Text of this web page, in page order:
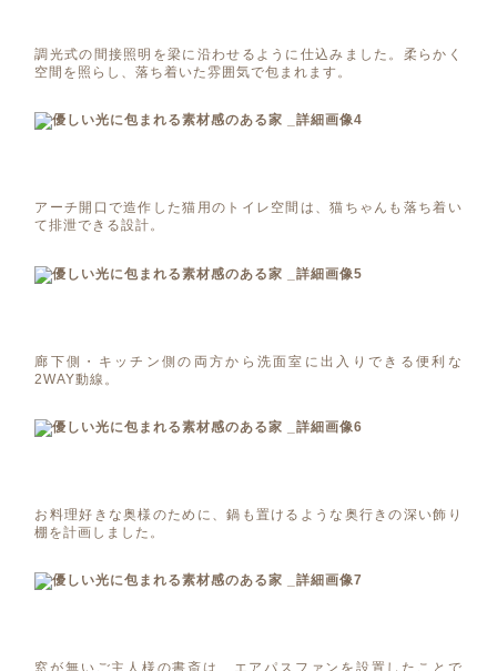
調光式の間接照明を梁に沿わせるように仕込みました。柔らかく
空間を照らし、落ち着いた雰囲気で包まれます。
アーチ開口で造作した猫用のトイレ空間は、猫ちゃんも落ち着い
て排泄できる設計。
廊下側・キッチン側の両方から洗面室に出入りできる便利な
2WAY動線。
お料理好きな奥様のために、鍋も置けるような奥行きの深い飾り
棚を計画しました。
窓が無いご主人様の書斎は、エアパスファンを設置したことで